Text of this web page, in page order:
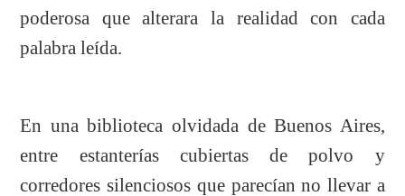
poderosa que alterara la realidad con cada
palabra leída.
En una biblioteca olvidada de Buenos Aires,
entre estanterías cubiertas de polvo y
corredores silenciosos que parecían no llevar a